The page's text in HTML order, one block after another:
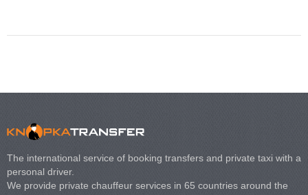
The international service of booking transfers and private taxi with a
personal driver.
We provide private chauffeur services in 65 countries around the